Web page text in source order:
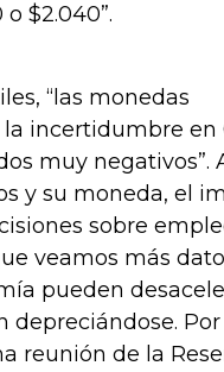
$2.040”.
“las monedas
incertidumbre en
muy negativos”.
y su moneda, el
sobre
veamos más
pueden
Por
reunión de la